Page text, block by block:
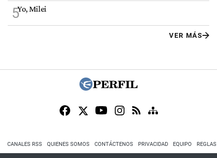
5Yo, Milei
VER MÁS
CANALES RSS QUIENES SOMOS CONTÁCTENOS PRIVACIDAD EQUIPO